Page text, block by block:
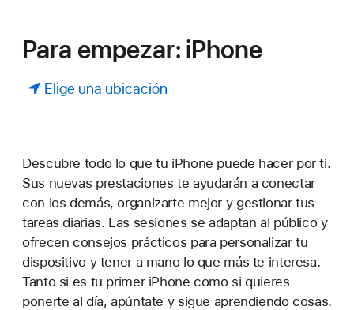
Para empezar: iPhone
Elige una ubicación
Descubre todo lo que tu iPhone puede hacer por ti.
Sus nuevas prestaciones te ayudarán a conectar
con los demás, organizarte mejor y gestionar tus
tareas diarias. Las sesiones se adaptan al público y
ofrecen consejos prácticos para personalizar tu
dispositivo y tener a mano lo que más te interesa.
Tanto si es tu primer iPhone como si quieres
ponerte al día, apúntate y sigue aprendiendo cosas.